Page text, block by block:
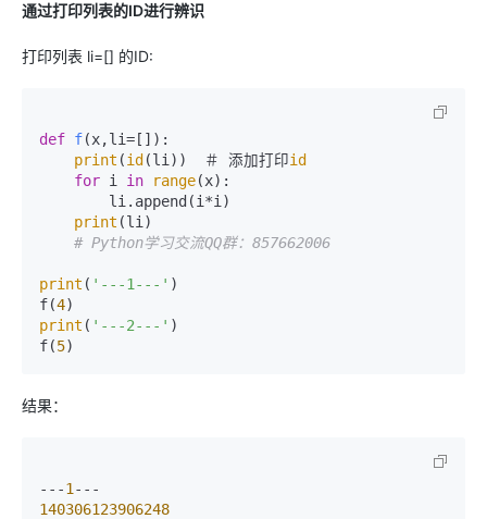
通过打印列表的ID进行辨识
打印列表 li=[] 的ID:
def f(x,li=[] ):
print (id (li))  ＃ 添加打印id
for i in range(x):
print (li)
# Python学习交流QQ群：857662006
print ( '---1---' )
f(4
print ( '---2---' )
f(5)
结果：
---1
140306123906248